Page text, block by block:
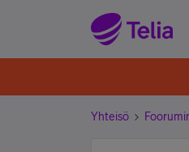
Yhteisö